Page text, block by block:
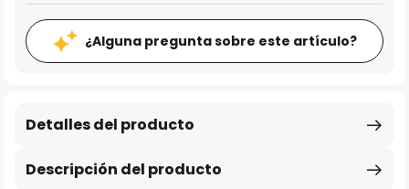
¿Alguna pregunta sobre este artículo?
Descripción del producto
Detalles del producto